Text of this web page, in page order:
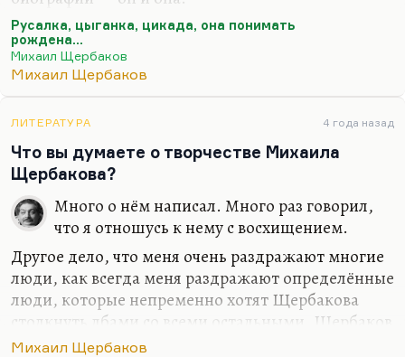
Как я это понимаю? Две несложившиеся судьбы.
И тем не менее есть надежда, что после
упоминания о своей и о чужой личной катастрофе
неожиданно из этих двух судеб извлечь урок. Это
довольно частая фигура у Щербакова — кто-то
невзрачный, незаметный, кто тем не менее собой
оправдает нашу жизнь. Это есть у него и в
замечательной песне «Природа не терпит
пустоты», где вот это: «Изгнав меня, натура
выполнит кульбит».…
Русалка, цыганка, цикада, она понимать
рождена...
Михаил Щербаков
Михаил Щербаков
ЛИТЕРАТУРА 4 года назад
Что вы думаете о творчестве Михаила
Щербакова?
Много о нём написал. Много раз говорил,
что я отношусь к нему с восхищением.
Другое дело, что меня очень раздражают многие
люди, как всегда меня раздражают определённые
люди, которые непременно хотят Щербакова
столкнуть лбами со всеми остальными. Щербаков
— представитель мощной традиции. В русле этой
Михаил Щербаков